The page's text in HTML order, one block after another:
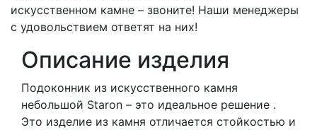
искусственном камне – звоните! Наши менеджеры
с удовольствием ответят на них!
Описание изделия
Подоконник из искусственного камня
небольшой Staron – это идеальное решение .
Это изделие из камня отличается стойкостью и